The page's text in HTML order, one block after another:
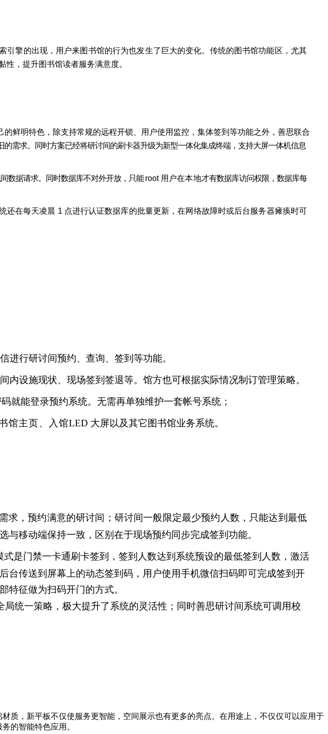
擎的出现，用户来图书馆的行为也发生了巨大的变化。传统的图书馆功能区，尤其
，提升图书馆读者服务满意度。
的鲜明特色，除支持常规的远程开锁、用户使用监控，集体签到等功能之外，善思联合
的需求。同时方案已经将研讨间的刷卡器升级为新型一体化集成终端，支持大屏一体机信息
数据请求。同时数据库不对外开放，只能root 用户在本地才有数据库访问权限，数据库每
还在每天凌晨 1 点进行认证数据库的批量更新，在网络故障时或后台服务器瘫痪时可
进行研讨间预约、查询、签到等功能。
设施现状、现场签到签退等。馆方也可根据实际情况制订管理策略。
码就能登录预约系统。无需再单独维护一套帐号系统；
馆主页、入馆LED 大屏以及其它图书馆业务系统。
，预约满意的研讨间；研讨间一般限定最少预约人数，只能达到最低
移动端保持一致，区别在于现场预约同步完成签到功能。
是门禁一卡通刷卡签到，签到人数达到系统预设的最低签到人数，激活
后台传送到屏幕上的动态签到码，用户使用手机微信扫码即可完成签到开
特征做为扫码开门的方式。
统一策略，极大提升了系统的灵活性；同时善思研讨间系统可调用校
质，新平板不仅使服务更智能，空间展示也有更多的亮点。在用途上，不仅仅可以应用于
的智能特色应用。